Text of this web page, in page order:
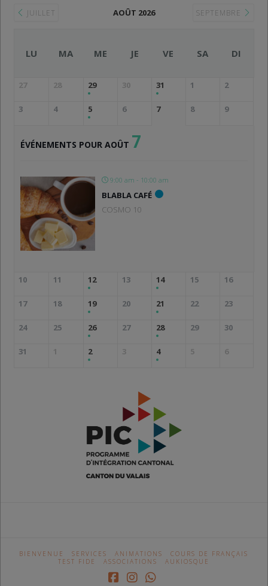
JUILLET AOÛT 2026 SEPTEMBRE
LU MA ME JE VE SA DI
27 28 29 30 31 1 2
3 4 5 6 7 8 9
ÉVÉNEMENTS POUR AOÛT 7
9:00 am - 10:00 am
BLABLA CAFÉ
COSMO 10
10 11 12 13 14 15 16
17 18 19 20 21 22 23
24 25 26 27 28 29 30
31 1 2 3 4 5 6
BIENVENUE SERVICES ANIMATIONS
COURS DE FRANÇAIS
TEST FIDE
ASSOCIATIONS AUKIOSQUE